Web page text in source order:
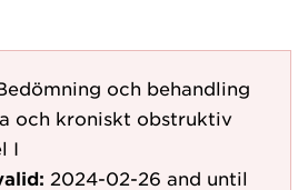
och behandling
och kroniskt obstruktiv
I
2024-02-26 and until